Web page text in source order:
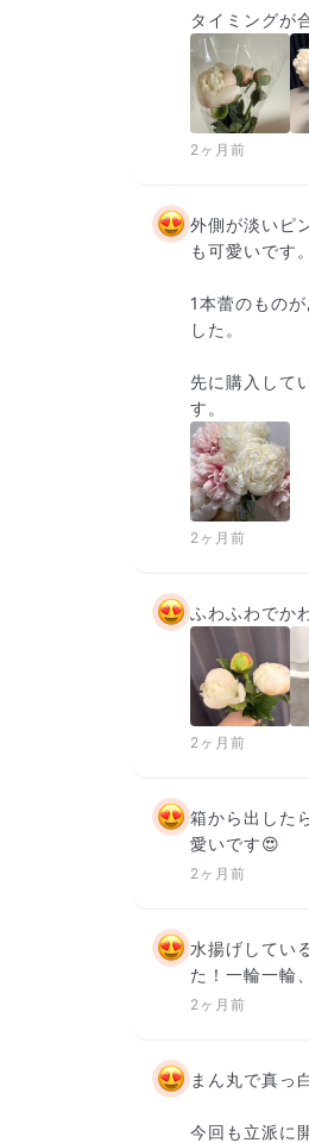
タイミングが
2ヶ月前
外側が淡いピ
も可愛いです。
1本蕾のもの
した。
先に購入して
す。
2ヶ月前
ふわふわでか
2ヶ月前
箱から出した
愛いです😍
2ヶ月前
水揚げしてい
た！一輪一輪
2ヶ月前
まん丸で真っ
今回も立派に